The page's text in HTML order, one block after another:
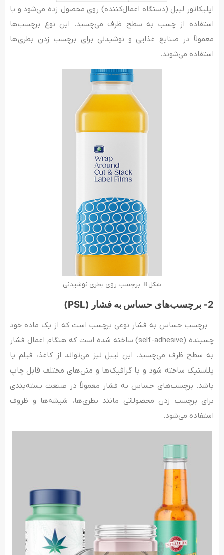
اپلیکاتور لیبل (دستگاه اعمال‌کننده) روی محصول زده می‌شود و با
استفاده از چسب به سطح ظرف می‌چسبد. این نوع برچسب‌ها
معمولاً در صنایع غذایی و نوشیدنی برای برچسب زدن بطری‌ها
استفاده می‌شوند.
شکل 8. برچسب روی بطری نوشیدنی
2- برچسب‌های حساس به فشار (PSL)
برچسب حساس به فشار نوعی برچسب است که از یک ماده خود
چسبنده (self-adhesive) ساخته شده است که هنگام اعمال فشار
به سطح ظرف می‌چسبد. این لیبل نیز می‌تواند از کاغذ، فیلم یا
پلاستیک ساخته شود و با گرافیک‌ها و متن‌های مختلف قابل چاپ
باشد. برچسب‌های حساس به فشار معمولاً در صنعت بسته‌بندی
برای برچسب زدن محصولاتی مانند بطری‌ها، شیشه‌ها و ظروف
استفاده می‌شود.